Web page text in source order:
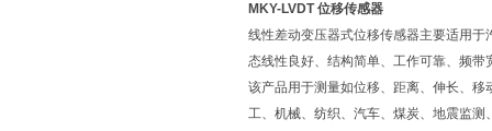
MKY-LVDT 位移传感器
线性差动变压器式位移传感器主要适用
态线性良好、结构简单、工作可靠、频
该产品用于测量如位移、距离、伸长、
工、机械、纺织、汽车、煤炭、地震监